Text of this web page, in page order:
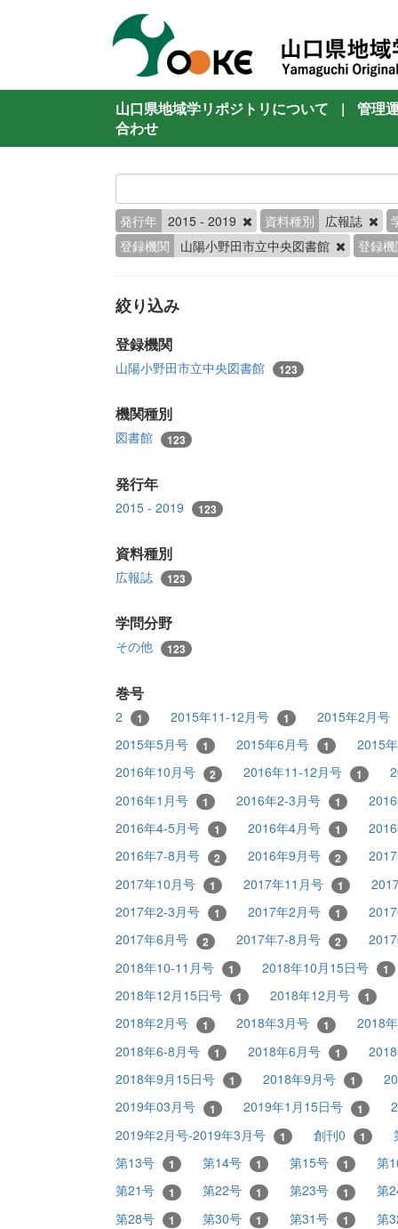
山口県地域学リポジトリについて |
管理
合わせ
発行年 2015 - 2019 資料種別 広報誌
登録機関
山陽小野田市立中央図書館 登録
絞り込み
登録機関
山陽小野田市立中央図書館 123
機関種別
図書館 123
発行年
2015 - 2019 123
資料種別
広報誌 123
学問分野
その他 123
巻号
2 1 2015年11-12月号 1
2015年2月号
2015年5月号
1 2015年6月号 1
2015
2016年10月号
2 2016年11-12月号 1
2016年1月号
1 2016年2-3月号 1
2016年4-5月号
1 2016年4月号 1
2016年7-8月号
2 2016年9月号 2
2017年10月号
1 2017年11月号 1
2017年2-3月号
1 2017年2月号 1
2017年6月号
2 2017年7-8月号 2
2018年10-11月号
1 2018年10月15日号 1
2018年12月15日号 1 2018年12月号 1
2018年2月号 1 2018年3月号 1
2018
2018年6-8月号
1 2018年6月号 1
2018年9月15日号
1 2018年9月号 1
2019年03月号
1 2019年1月15日号 1
2019年2月号-2019年3月号
1 創刊0 1
第13号
1 第14号 1 第15号 1
第
第21号
1 第22号 1 第23号 1
第
第28号
1 第30号 1 第31号 1
第